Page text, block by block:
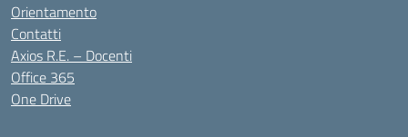
Orientamento
Contatti
Axios R.E. – Docenti
Office 365
One Drive